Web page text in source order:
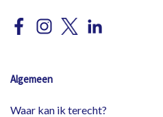
Algemeen
Waar kan ik terecht?